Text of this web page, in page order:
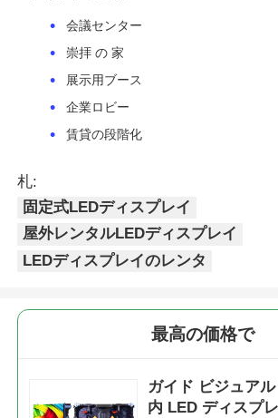
会議センター
崇拝 の 家
展示用ブース
企業ロビー
賃貸の段階化
札:
固定式LEDディスプレイ
屋外レンタルLEDディスプレイ
LEDディスプレイのレンタ
最高の価格で
ガイド ビジュア
内 LED ディスプ